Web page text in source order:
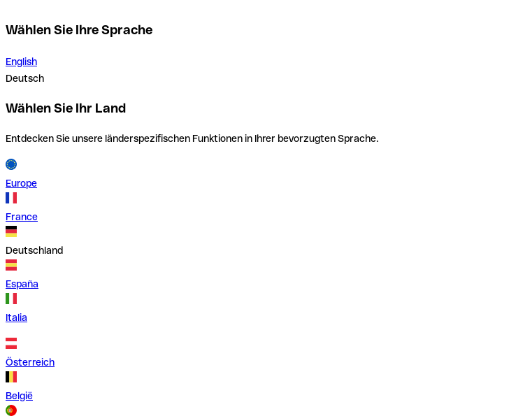
Wählen Sie Ihre Sprache
English
Deutsch
Wählen Sie Ihr Land
Entdecken Sie unsere länderspezifischen Funktionen in Ihrer bevorzugten Sprache.
Europe
France
Deutschland
España
Italia
Österreich
België